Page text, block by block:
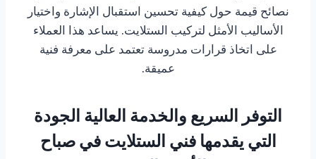
نصائح قيمة حول كيفية تحسين استقبال الإشارة واختيار
الأساليب الأمثل لتركيب الستلايت. يساعد هذا العملاء
على اتخاذ قرارات مدروسة تعتمد على معرفة فنية
عميقة.
التوفر السريع والخدمة العالية الجودة
التي يقدمها فني الستلايت في صباح